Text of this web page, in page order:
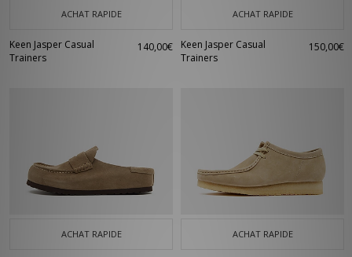
ACHAT RAPIDE
Keen Jasper Casual
Trainers
140,00€
ACHAT RAPIDE
Keen Jasper Casual
Trainers
150,00€
ACHAT RAPIDE ACHAT RAPIDE